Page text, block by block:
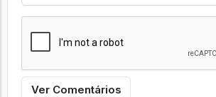
Ver Comentários